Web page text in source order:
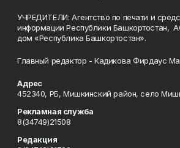
УЧРЕДИТЕЛИ: Агентство по печати и
информации Республики Башкортостан,
дом «Республика Башкортостан».
Главный редактор - Кадикова Фирдаус
Адрес
452340, РБ, Мишкинский район, село
Рекламная служба
8(34749)21508
Редакция